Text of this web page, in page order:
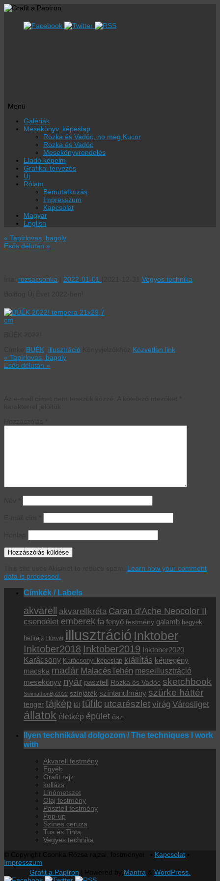
Menü
Megszakítás
Galériák
Mesekönyv, képeslap
Rozka és Vadóc, no meg Kucor
Rozka és Vadóc
Mesekönyvrendelés
Eladó képeim
Grafikai tervezés
Új
Rólam
Bemutatkozás
Impresszum
Kapcsolat
Magyar
English
« Tapírlovas, bagoly
Esős délután »
rozsacsonka 2022-01-01
Vegyes technika
BUÉK illusztráció Közvetlen link
« Tapírlovas, bagoly
Esős délután »
Learn how your comment
data is processed.
Címkék / Labels
akvarell akvarellkréta Caran d'Ache Neocolor II
csendélet emberek fa fenyő festmény galamb hegyek
hetirajz Húsvét illusztráció Inktober
Inktober2018 Inktober2019 Inktober2020
Karácsony Karácsonyi képeslap kiállítás képregény
macska madár MalacésTehén meseillusztráció
mesekönyv nyár pasztell Rozka és Vadóc sketchbook
SwimathonBp2022 színjáték színtanulmány szürke háttér
tenger tájkép tél tűfilc utcarészlet virág Városliget
állatok életkép épület ősz
Ilyen technikával dolgozom / The techniques I work
with
Akvarell festmény
Egyéb
Grafit rajz
kollázs
Linómetszet
Olaj festmény
Pasztell festmény
Pop-up
Színes ceruza
Tus és Tinta
Vegyes technika
Kapcsolat
Impresszum
Grafit a Papíron
Mantra WordPress.